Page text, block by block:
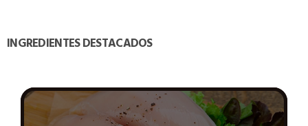
INGREDIENTES DESTACADOS